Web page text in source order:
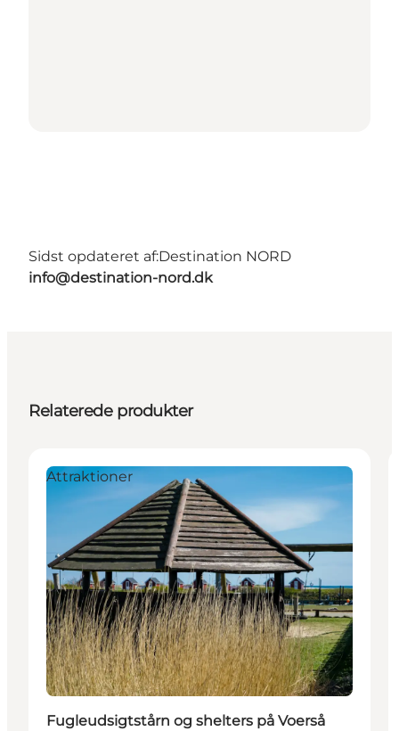
Sidst opdateret af:Destination NORD
info@destination-nord.dk
Relaterede produkter
Attraktioner
Fugleudsigtstårn og shelters på Voerså